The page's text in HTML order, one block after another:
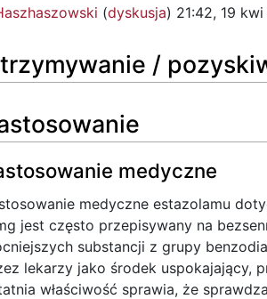
(dyskusja) 21:42, 19
/
medyczne
medyczne estazolamu
jest często przepisywany na
substancji z grupy
lekarzy jako środek uspokajający,
właściwość sprawia, że